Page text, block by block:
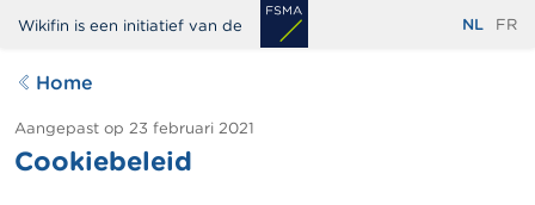
Overslaan
naar
inhoud
gaan
Wikifin is een initiatief van de NL FR
Home
Aangepast op 23 februari 2021
Cookiebeleid